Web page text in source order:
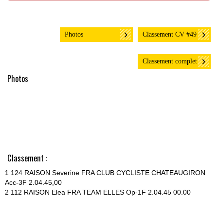
Classement CV #49
Photos
Classement complet
Photos
Classement :
1 124 RAISON Severine FRA CLUB CYCLISTE CHATEAUGIRON
Acc-3F 2.04.45,00
2 112 RAISON Elea FRA TEAM ELLES Op-1F 2.04.45 00.00